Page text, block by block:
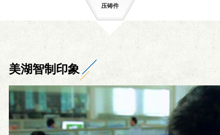
压铸件
美湖智制印象